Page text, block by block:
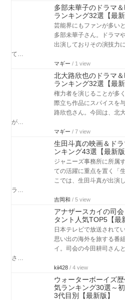
多部未華子のドラマ
ランキング32選【最新
芸能界にもファンが多い
多部未華子さん。ドラマ
出演しておりその演技力
て…
マギー / 1 view
北大路欣也のドラマ
ランキング32選【最新
権力者を演じることが多
際立ち作品にスパイスを
路欣也さん。今回は、北
が…
マギー / 7 view
生田斗真の映画＆ド
ンキング43選【最新版
ジャニーズ事務所に所属
ての活躍に重点を置く「
こでは、生田斗真が出演
ラ…
吉岡和 / 5 view
アナザースカイの司
タント人気TOP5【最
日本テレビで放送されて
思い出の海外を旅する番
イ。司会の今田耕司さん
さ…
kii428 / 4 view
ウォーターボーイズ
気ランキング30選～
3代目別【最新版】